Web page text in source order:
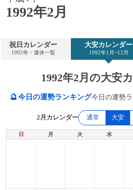
1992年2月
祝日カレンダー
1992年・連休一覧
大安カレンダー
1992年1月~12月
1992年2月の大安
🔮今日の運勢ランキング今日の運勢
2月カレンダー 通常 大安
日 月 火 水